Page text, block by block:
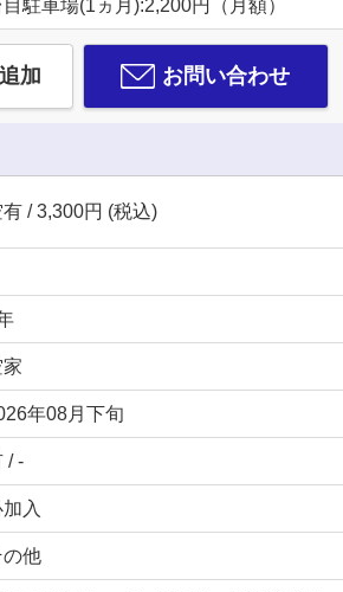
目駐車場(1ヵ月):2,200円（月額）
加 お問い合わせ
有 / 3,300円 (税込)
家
年08月下旬
/ -
入
の他